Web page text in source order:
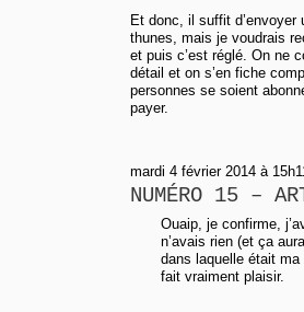
Et donc, il suffit d’envoyer
thunes, mais je voudrais
et puis c’est réglé. On ne
détail et on s’en fiche
personnes se soient
payer.
mardi 4 février 2014 à
NUMÉRO 15 –
Ouaip, je confirme,
n’avais rien (et ça
dans laquelle était
fait vraiment plaisir.